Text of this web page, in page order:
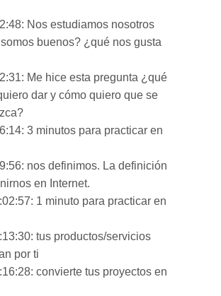
Nos estudiamos nosotros
buenos? ¿qué nos gusta
Me hice esta pregunta ¿qué
dar y cómo quiero que se
3 minutos para practicar en
nos definimos. La definición
en Internet.
1 minuto para practicar en
tus productos/servicios
por ti
convierte tus proyectos en